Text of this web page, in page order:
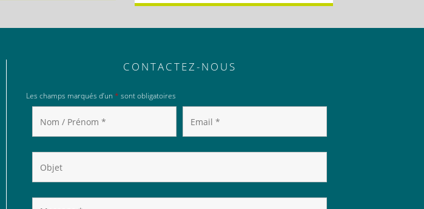
CONTACTEZ-NOUS
Les champs marqués d’un * sont obligatoires